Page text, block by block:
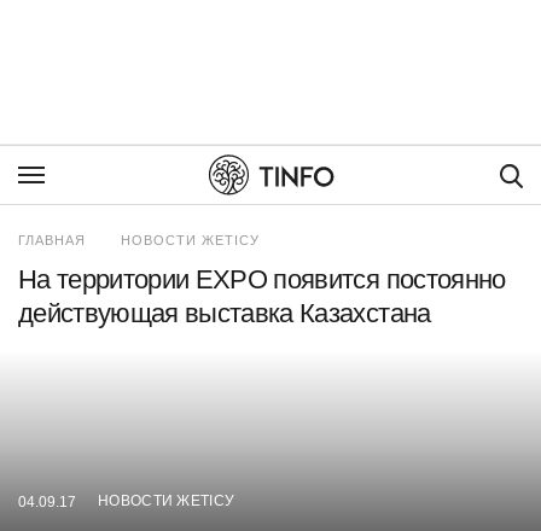
ГЛАВНАЯ НОВОСТИ ЖЕТІСУ
На территории EXPO появится постоянно
действующая выставка Казахстана
04.09.17 НОВОСТИ ЖЕТІСУ